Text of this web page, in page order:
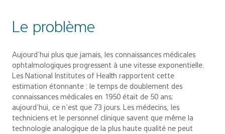
Le problème
Aujourd’hui plus que jamais, les connaissances médicales
ophtalmologiques progressent à une vitesse exponentielle.
Les National Institutes of Health rapportent cette
estimation étonnante : le temps de doublement des
connaissances médicales en 1950 était de 50 ans;
aujourd’hui, ce n’est que 73 jours. Les médecins, les
techniciens et le personnel clinique savent que même la
technologie analogique de la plus haute qualité ne peut